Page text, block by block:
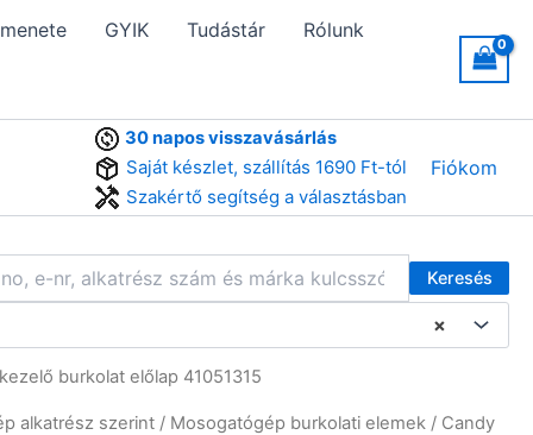
GYIK Tudástár Rólunk
30 napos visszavásárlás
Saját készlet, szállítás 1690 Ft-tól
Szakértő segítség a választásban
Fiókom
Keresés
×
burkolat előlap 41051315
alkatrész szerint/ Mosogatógép burkolati elemek/ Candy